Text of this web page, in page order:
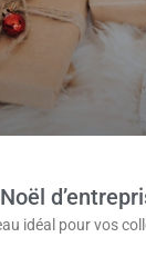
idéal pour vos